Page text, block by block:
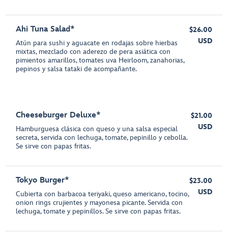
Ahi Tuna Salad*
Atún para sushi y aguacate en rodajas sobre hierbas
mixtas, mezclado con aderezo de pera asiática con
pimientos amarillos, tomates uva Heirloom, zanahorias,
pepinos y salsa tataki de acompañante.
$26.00
USD
Cheeseburger Deluxe*
Hamburguesa clásica con queso y una salsa especial
secreta, servida con lechuga, tomate, pepinillo y cebolla.
Se sirve con papas fritas.
$21.00
USD
Tokyo Burger*
Cubierta con barbacoa teriyaki, queso americano, tocino,
onion rings crujientes y mayonesa picante. Servida con
lechuga, tomate y pepinillos. Se sirve con papas fritas.
$23.00
USD